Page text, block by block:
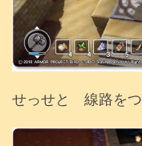
せっせと 線路を